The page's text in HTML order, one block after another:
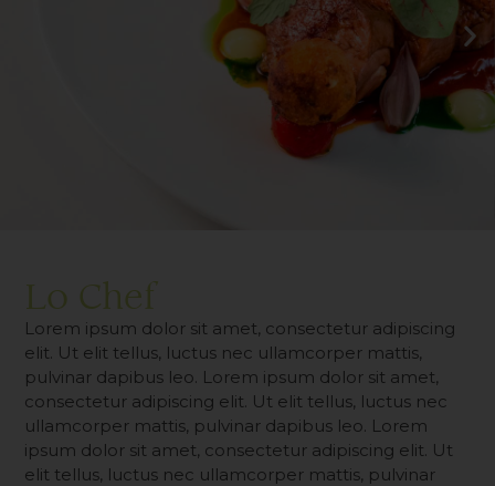
Lo Chef
Lorem ipsum dolor sit amet, consectetur adipiscing
elit. Ut elit tellus, luctus nec ullamcorper mattis,
pulvinar dapibus leo. Lorem ipsum dolor sit amet,
consectetur adipiscing elit. Ut elit tellus, luctus nec
ullamcorper mattis, pulvinar dapibus leo. Lorem
ipsum dolor sit amet, consectetur adipiscing elit. Ut
elit tellus, luctus nec ullamcorper mattis, pulvinar